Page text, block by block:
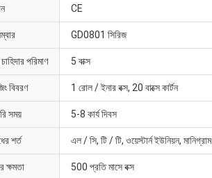
CE
GD0801 সিরিজ
পরিমাণ 5 বাক্স
বিবরণ 1 রোল / ইনার বক্স, 20 বাক্সে কার্টন
সময় 5-8 কার্য দিবস
শর্ত এল / সি, টি / টি, ওয়েস্টার্ন ইউনিয়ন, মানিগ্রাম
ক্ষমতা 500 প্রতি মাসে বক্স